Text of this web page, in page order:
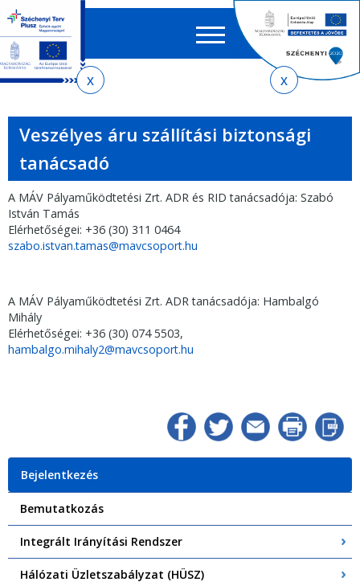
almenühöz
tartalomra
oldaltérképre
EN HU
űrlap
Veszélyes áru szállítási biztonsági
tanácsadó
A MÁV Pályaműködtetési Zrt. ADR és RID tanácsadója: Szabó
István Tamás
Elérhetőségei: +36 (30) 311 0464
szabo.istvan.tamas@mavcsoport.hu
A MÁV Pályaműködtetési Zrt. ADR tanácsadója: Hambalgó
Mihály
Elérhetőségei: +36 (30) 074 5503,
hambalgo.mihaly2@mavcsoport.hu
Bejelentkezés
Bemutatkozás
Integrált Irányítási Rendszer
Hálózati Üzletszabályzat (HÜSZ)